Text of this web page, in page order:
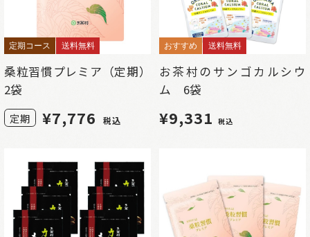
定期コース 送料無料
桑粒習慣プレミア（定期）
2袋
定期 ¥7,776 税込
おすすめ 送料無料
お茶村のサンゴカルシウ
ム 6袋
¥9,331 税込